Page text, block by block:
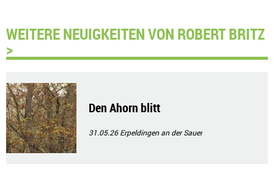
WEITERE NEUIGKEITEN VON ROBERT BRITZ
>
Den Ahorn blitt
31.05.26Erpeldingen an der Sauer